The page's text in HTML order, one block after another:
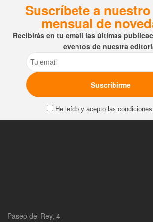
Suscríbete a
mensual de
Recibirás en tu email las últimas
eventos de nuestra
Email
He leído y acepto las
Paseo del Rey, 4